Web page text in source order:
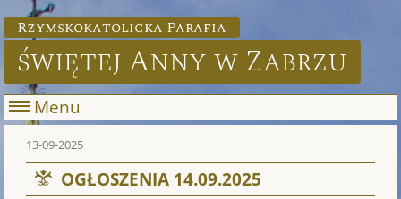
Rzymskokatolicka Parafia
świętej Anny w Zabrzu
Menu
13-09-2025
OGŁOSZENIA 14.09.2025